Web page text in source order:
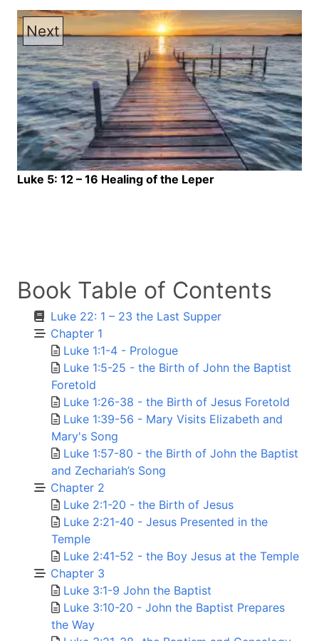
Next
Luke 5: 12 – 16 Healing of the Leper
Book Table of Contents
Luke 22: 1 – 23 the Last Supper
Chapter 1
Luke 1:1-4 - Prologue
Luke 1:5-25 - the Birth of John the Baptist
Foretold
Luke 1:26-38 - the Birth of Jesus Foretold
Luke 1:39-56 - Mary Visits Elizabeth and
Mary's Song
Luke 1:57-80 - the Birth of John the Baptist
and Zechariah’s Song
Chapter 2
Luke 2:1-20 - the Birth of Jesus
Luke 2:21-40 - Jesus Presented in the
Temple
Luke 2:41-52 - the Boy Jesus at the Temple
Chapter 3
Luke 3:1-9 John the Baptist
Luke 3:10-20 - John the Baptist Prepares
the Way